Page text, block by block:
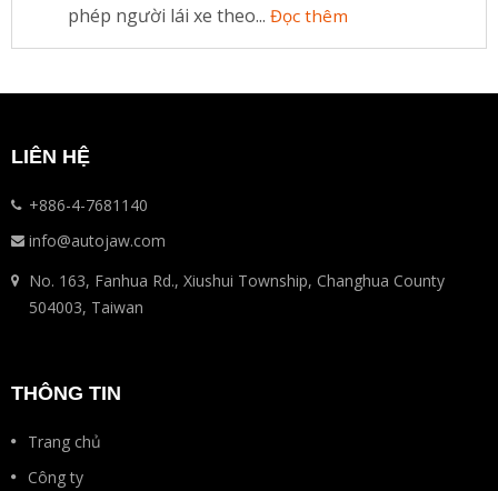
phép người lái xe theo... Đọc thêm
LIÊN HỆ
+886-4-7681140
info@autojaw.com
No. 163, Fanhua Rd., Xiushui Township, Changhua County
504003, Taiwan
THÔNG TIN
Trang chủ
Công ty